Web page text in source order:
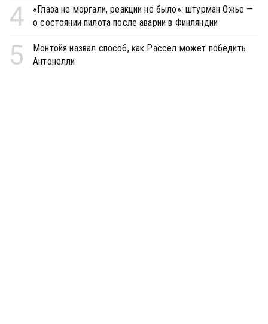
4
«Глаза не моргали, реакции не было»: штурман Ожье —
о состоянии пилота после аварии в Финляндии
5
Монтойя назвал способ, как Рассел может победить
Антонелли